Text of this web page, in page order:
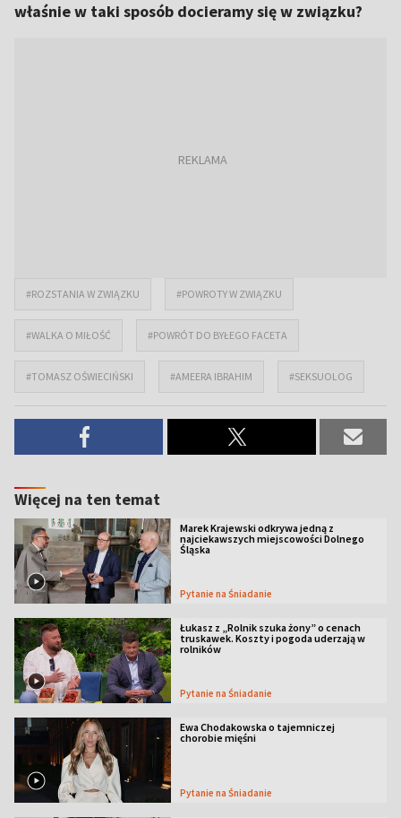
właśnie w taki sposób docieramy się w związku?
#ROZSTANIA W ZWIĄZKU #POWROTY W ZWIĄZKU
#WALKA O MIŁOŚĆ #POWRÓT DO BYŁEGO FACETA
#TOMASZ OŚWIECIŃSKI #AMEERA IBRAHIM #SEKSUOLOG
Więcej na ten temat
Marek Krajewski odkrywa jedną z
najciekawszych miejscowości Dolnego
Śląska
Pytanie na Śniadanie
Łukasz z „Rolnik szuka żony” o cenach
truskawek. Koszty i pogoda uderzają w
rolników
Pytanie na Śniadanie
Ewa Chodakowska o tajemniczej
chorobie mięśni
Pytanie na Śniadanie